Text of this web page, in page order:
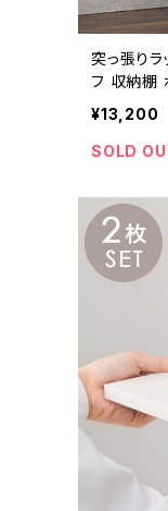
突っ張りラ
フ 収納棚
¥13,200
SOLD